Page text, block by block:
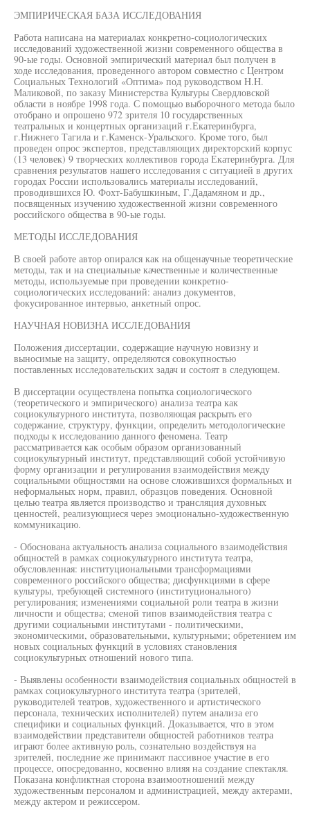
ЭМПИРИЧЕСКАЯ БАЗА ИССЛЕДОВАНИЯ
Работа написана на материалах конкретно-социологических
исследований художественной жизни современного общества в
90-ые годы. Основной эмпирический материал был получен в
ходе исследования, проведенного автором совместно с Центром
Социальных Технологий «Оптима» под руководством H.H.
Маликовой, по заказу Министерства Культуры Свердловской
области в ноябре 1998 года. С помощью выборочного метода было
отобрано и опрошено 972 зрителя 10 государственных
театральных и концертных организаций г.Екатеринбурга,
г.Нижнего Тагила и г.Каменск-Уральского. Кроме того, был
проведен опрос экспертов, представляющих директорский корпус
(13 человек) 9 творческих коллективов города Екатеринбурга. Для
сравнения результатов нашего исследования с ситуацией в других
городах России использовались материалы исследований,
проводившихся Ю. Фохт-Бабушкиным, Г.Дадамяном и др.,
посвященных изучению художественной жизни современного
российского общества в 90-ые годы.
МЕТОДЫ ИССЛЕДОВАНИЯ
В своей работе автор опирался как на общенаучные теоретические
методы, так и на специальные качественные и количественные
методы, используемые при проведении конкретно-
социологических исследований: анализ документов,
фокусированное интервью, анкетный опрос.
НАУЧНАЯ НОВИЗНА ИССЛЕДОВАНИЯ
Положения диссертации, содержащие научную новизну и
выносимые на защиту, определяются совокупностью
поставленных исследовательских задач и состоят в следующем.
В диссертации осуществлена попытка социологического
(теоретического и эмпирического) анализа театра как
социокультурного института, позволяющая раскрыть его
содержание, структуру, функции, определить методологические
подходы к исследованию данного феномена. Театр
рассматривается как особым образом организованный
социокультурный институт, представляющий собой устойчивую
форму организации и регулирования взаимодействия между
социальными общностями на основе сложившихся формальных и
неформальных норм, правил, образцов поведения. Основной
целью театра является производство и трансляция духовных
ценностей, реализующиеся через эмоционально-художественную
коммуникацию.
- Обоснована актуальность анализа социального взаимодействия
общностей в рамках социокультурного института театра,
обусловленная: институциональными трансформациями
современного российского общества; дисфункциями в сфере
культуры, требующей системного (институционального)
регулирования; изменениями социальной роли театра в жизни
личности и общества; сменой типов взаимодействия театра с
другими социальными институтами - политическими,
экономическими, образовательными, культурными; обретением им
новых социальных функций в условиях становления
социокультурных отношений нового типа.
- Выявлены особенности взаимодействия социальных общностей в
рамках социокультурного института театра (зрителей,
руководителей театров, художественного и артистического
персонала, технических исполнителей) путем анализа его
специфики и социальных функций. Доказывается, что в этом
взаимодействии представители общностей работников театра
играют более активную роль, сознательно воздействуя на
зрителей, последние же принимают пассивное участие в его
процессе, опосредованно, косвенно влияя на создание спектакля.
Показана конфликтная сторона взаимоотношений между
художественным персоналом и администрацией, между актерами,
между актером и режиссером.